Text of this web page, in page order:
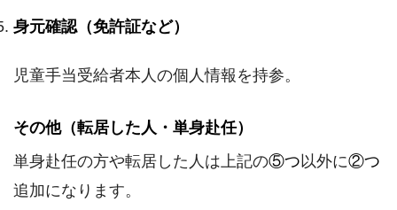
身元確認（免許証など）
児童手当受給者本人の個人情報を持参。
その他（転居した人・単身赴任）
単身赴任の方や転居した人は上記の⑤つ以外に②つ
追加になります。